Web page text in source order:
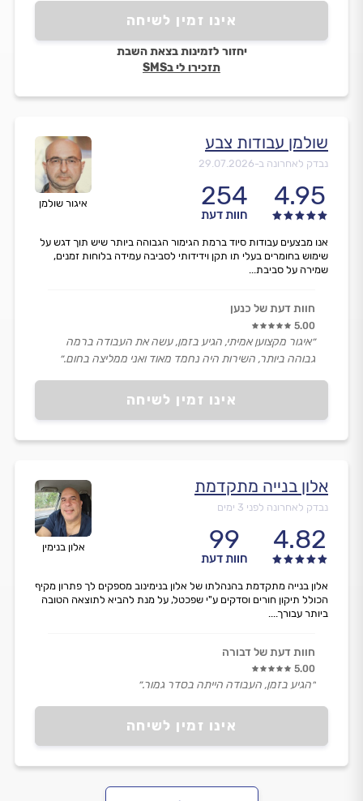
אינו זמין לשיחה
יחזור לזמינות בצאת השבת
תזכירו לי בSMS
איגור שולמן
שולמן עבודות צבע
נבדק לאחרונה ב-29.07.2026
4.95
254
חוות דעת
אינו זמין לשיחה
אנו מבצעים עבודות סיוד ברמת הגימור הגבוהה ביותר שיש תוך דגש על
שימוש בחומרים בעלי תו תקן וידידותי לסביבה עמידה בלוחות זמנים,
שמירה על סביבת...
חוות דעת של כנען
5.00
״איגור מקצוען אמיתי, הגיע בזמן, עשה את העבודה ברמה
גבוהה ביותר, השירות היה נחמד מאוד ואני ממליצה בחום.״
אלון בנימין
אלון בנייה מתקדמת
נבדק לאחרונה לפני 3 ימים
4.82
99
חוות דעת
אינו זמין לשיחה
אלון בנייה מתקדמת בהנהלתו של אלון בנימינוב מספקים לך פתרון מקיף
הכולל תיקון חורים וסדקים ע"י שפכטל, על מנת להביא לתוצאה הטובה
ביותר עבורך....
חוות דעת של דבורה
5.00
״הגיע בזמן, העבודה הייתה בסדר גמור.״